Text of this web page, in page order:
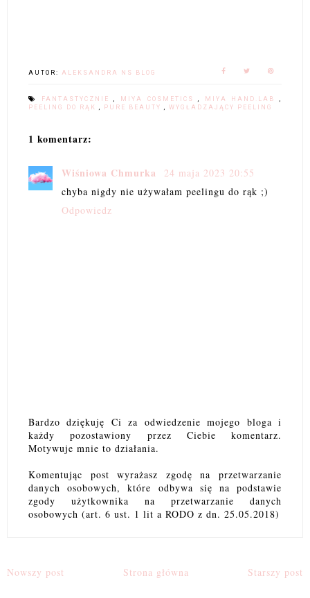
AUTOR: ALEKSANDRA NS BLOG
FANTASTYCZNIE MIYA COSMETICS MIYA HAND.LAB
PEELING DO RĄK
PURE BEAUTY WYGŁADZAJĄCY PEELING
1 komentarz:
Wiśniowa Chmurka
24 maja 2023 20:55
chyba nigdy nie używałam peelingu do rąk ;)
Odpowiedz
Bardzo dziękuję Ci za odwiedzenie mojego bloga i
każdy pozostawiony przez Ciebie komentarz.
Motywuje mnie to działania.
Komentując post wyrażasz zgodę na przetwarzanie
danych osobowych, które odbywa się na podstawie
zgody użytkownika na przetwarzanie danych
osobowych (art. 6 ust. 1 lit a RODO z dn. 25.05.2018)
Nowszy post Starszy post
Strona główna